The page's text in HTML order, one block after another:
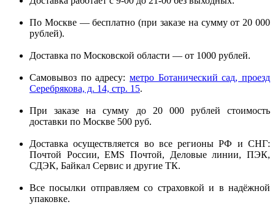
По Москве — бесплатно (при заказе на сумму от 20 000
рублей).
Доставка по Московской области — от 1000 рублей.
Самовывоз по адресу: метро Ботанический сад, проезд
Серебрякова, д. 14, стр. 15.
При заказе на сумму до 20 000 рублей стоимость
доставки по Москве 500 руб.
Доставка осуществляется во все регионы РФ и СНГ:
Почтой России, EMS Почтой, Деловые линии, ПЭК,
СДЭК, Байкал Сервис и другие ТК.
Все посылки отправляем со страховкой и в надёжной
упаковке.